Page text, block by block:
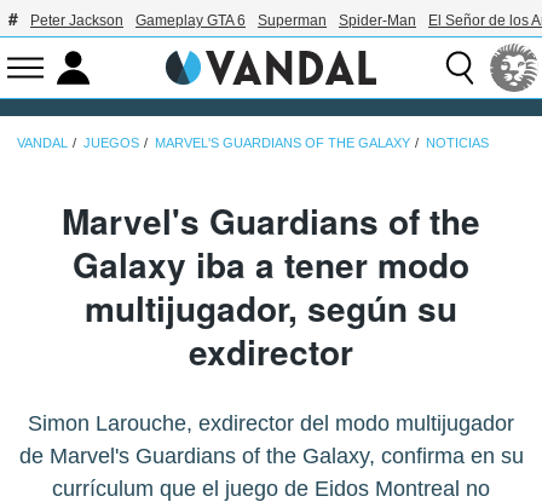
Peter Jackson Gameplay GTA 6 Superman Spider-Man El Señor de los
VANDAL JUEGOS MARVEL'S GUARDIANS OF THE GALAXY NOTICIAS
Marvel's Guardians of the
Galaxy iba a tener modo
multijugador, según su
exdirector
Simon Larouche, exdirector del modo multijugador
de Marvel's Guardians of the Galaxy, confirma en su
currículum que el juego de Eidos Montreal no